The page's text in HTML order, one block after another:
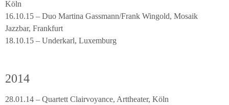
Köln
16.10.15 – Duo Martina Gassmann/Frank Wingold, Mosaik
Jazzbar, Frankfurt
18.10.15 – Underkarl, Luxemburg
2014
28.01.14 – Quartett Clairvoyance, Arttheater, Köln